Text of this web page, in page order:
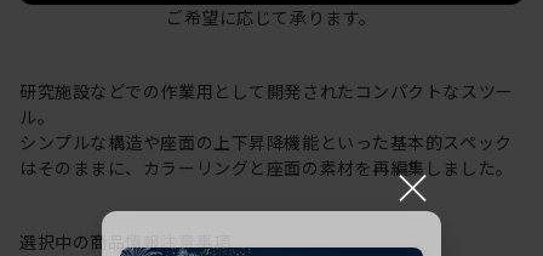
ご希望に応じて承ります。
研究施設などでの作業用として開発されたコンパクトなスツー
ル。
シンプルな構造や座面の上下昇降機能といった基本的スペック
はそのままに、カラーリングと座面の素材を再編集しました。
選択中の商品情報注意事項
×